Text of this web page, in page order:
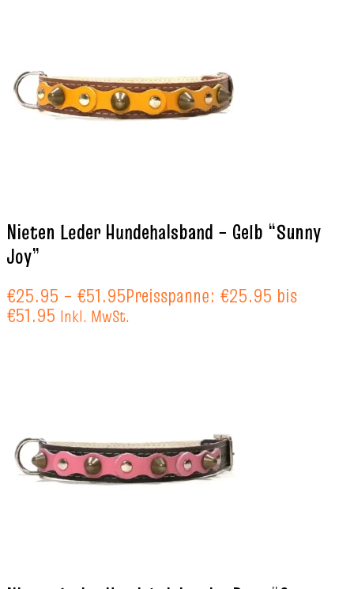
Nieten Leder Hundehalsband – Gelb “Sunny
Joy”
€25.95 – €51.95Preisspanne: €25.95 bis
€51.95 Inkl. MwSt.